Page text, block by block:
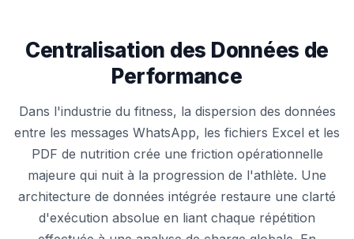
Centralisation des Données de
Performance
Dans l'industrie du fitness, la dispersion des données
entre les messages WhatsApp, les fichiers Excel et les
PDF de nutrition crée une friction opérationnelle
majeure qui nuit à la progression de l'athlète. Une
architecture de données intégrée restaure une clarté
d'exécution absolue en liant chaque répétition